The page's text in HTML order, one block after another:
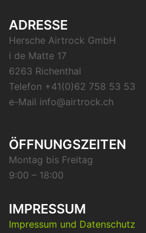
ADRESSE
Hersche Airtrock GmbH
i de Matte 17
6263 Richenthal
Telefon +41(0)62 758 53 53
e-Mail info@airtrock.ch
ÖFFNUNGSZEITEN
Montag bis Freitag
9:00 – 18:00
IMPRESSUM
Impressum und Datenschutz